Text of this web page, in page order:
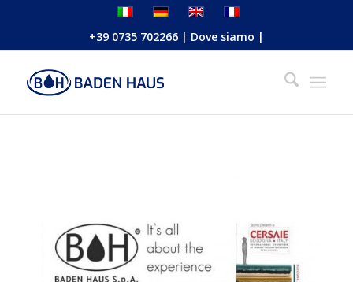
+39 0735 702266| Dove siamo |